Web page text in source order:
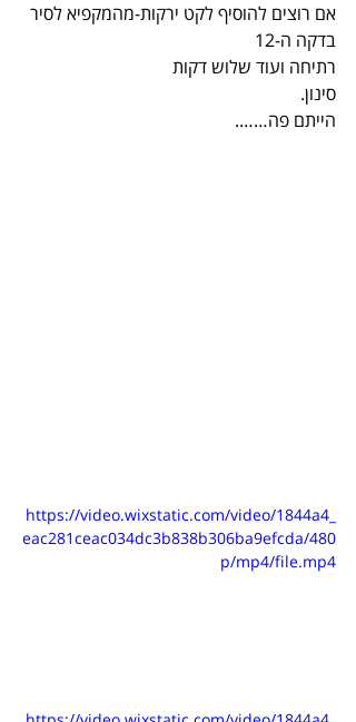
אם רוצים להוסיף לקט ירקות-מהמקפיא לסיר
בדקה ה-12
רתיחה ועוד שלוש דקות
סינון.
הייתם פה…….
https://video.wixstatic.com/video/1844a4_
eac281ceac034dc3b838b306ba9efcda/480
p/mp4/file.mp4